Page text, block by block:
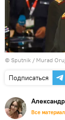
© Sputnik / Murad
Подписаться
Все